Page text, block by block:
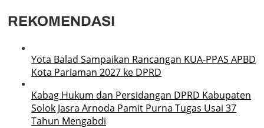
REKOMENDASI
Yota Balad Sampaikan Rancangan KUA-PPAS APBD
Kota Pariaman 2027 ke DPRD
Kabag Hukum dan Persidangan DPRD Kabupaten
Solok Jasra Arnoda Pamit Purna Tugas Usai 37
Tahun Mengabdi